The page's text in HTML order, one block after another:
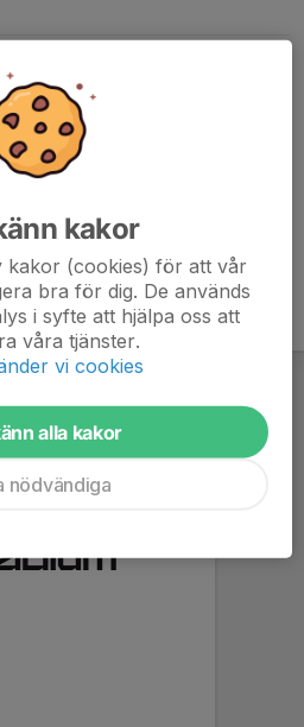
kakor
kakor (cookies) för att vår
bra för dig. De används
i syfte att hjälpa oss att
våra tjänster.
vi cookies
alla kakor
nödvändiga